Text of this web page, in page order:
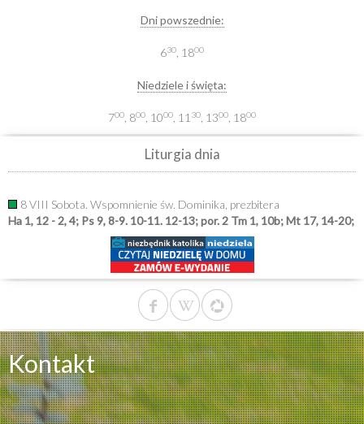
Dni powszednie:
630 , 1800
Niedziele i święta:
700 , 800 , 1000 , 11 30 , 1300 , 1800
Liturgia dnia
8 VIII Sobota. Wspomnienie św. Dominika, prezbitera
Ha 1, 12 - 2, 4; Ps 9, 8-9. 10-11. 12-13; por. 2 Tm 1, 10b; Mt 17, 14-20;
Kontakt